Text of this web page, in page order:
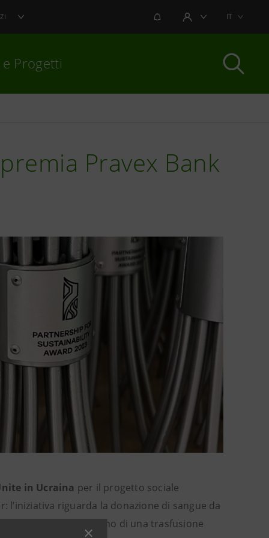
NOTIFICHEAREA UTENTEIT
e Progetti
Pravex Bank
in Ucraina per il progetto sociale
l’iniziativa riguarda la donazione di sangue da
coloro che necessitano di una trasfusione